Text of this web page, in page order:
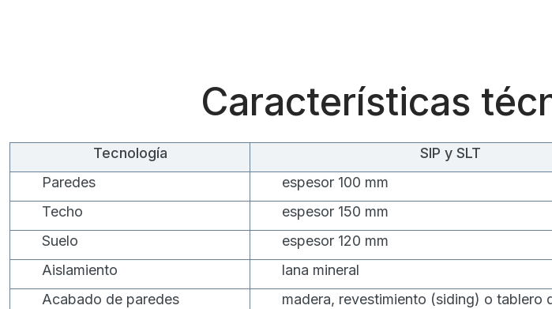
Características
Tecnología SIP y SLT
Paredes
espesor 100 mm
Techo
espesor 150 mm
Suelo
espesor 120 mm
Aislamiento
lana mineral
Acabado de paredes
madera, revestimiento (siding) o tablero